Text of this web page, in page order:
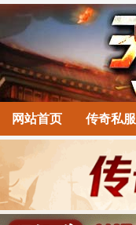
网站首页 传奇私服